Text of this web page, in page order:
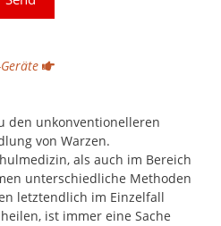
.
den unkonventionelleren
von Warzen.
als auch im Bereich
unterschiedliche Methoden
letztendlich im Einzelfall
ist immer eine Sache